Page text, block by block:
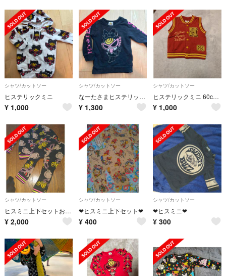
シャツ/カットソー
ヒステリックミニ
¥ 1,000
シャツ/カットソー
なーたさまヒステリックミニ 80
¥ 1,300
シャツ/カットソー
ヒステリックミニ 60cm ベスト
¥ 1,000
シャツ/カットソー
ヒスミニ上下セットお値下げ❤
¥ 2,000
シャツ/カットソー
❤ヒスミニ上下セット❤
¥ 400
シャツ/カットソー
❤ヒスミニ❤
¥ 300